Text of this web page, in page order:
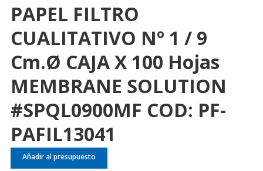
PAPEL FILTRO
CUALITATIVO Nº 1 / 9
Cm.Ø CAJA X 100 Hojas
MEMBRANE SOLUTION
#SPQL0900MF COD: PF-
PAFIL13041
Añadir al presupuesto